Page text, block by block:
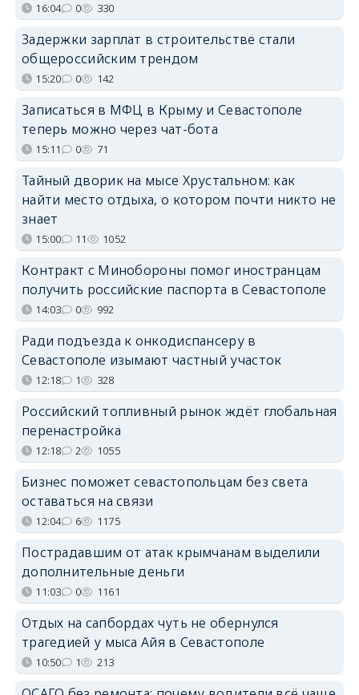
16:04 0 330
Задержки зарплат в строительстве стали
общероссийским трендом
15:20 0 142
Записаться в МФЦ в Крыму и Севастополе
теперь можно через чат-бота
15:11 0 71
Тайный дворик на мысе Хрустальном: как
найти место отдыха, о котором почти никто не
знает
15:00 11 1052
Контракт с Минобороны помог иностранцам
получить российские паспорта в Севастополе
14:03 0 992
Ради подъезда к онкодиспансеру в
Севастополе изымают частный участок
12:18 1 328
Российский топливный рынок ждёт глобальная
перенастройка
12:18 2 1055
Бизнес поможет севастопольцам без света
оставаться на связи
12:04 6 1175
Пострадавшим от атак крымчанам выделили
дополнительные деньги
11:03 0 1161
Отдых на сапбордах чуть не обернулся
трагедией у мыса Айя в Севастополе
10:50 1 213